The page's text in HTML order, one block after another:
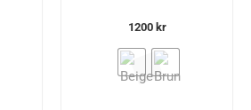
1200 kr